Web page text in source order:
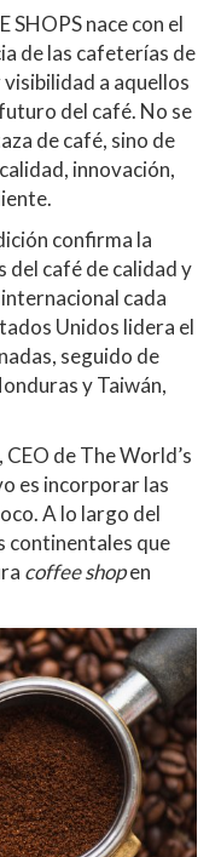
SHOPS nace con el
de las cafeterías de
a aquellos
del café. No se
de café, sino de
innovación,
confirma la
del café de calidad y
cada
Unidos lidera el
seguido de
y Taiwán,
de The World’s
es incorporar las
A lo largo del
continentales que
coffee shopen